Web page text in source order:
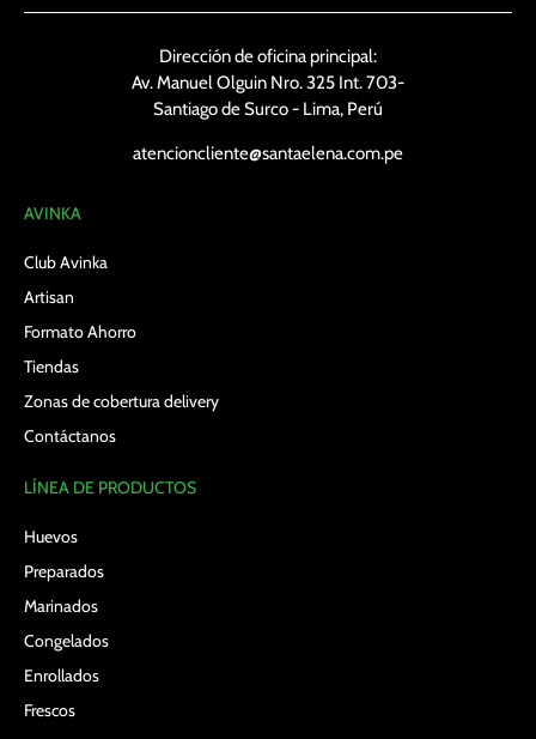
Dirección de oficina principal:
Av. Manuel Olguin Nro. 325 Int. 703-
Santiago de Surco - Lima, Perú
atencioncliente@santaelena.com.pe
AVINKA
Club Avinka
Artisan
Formato Ahorro
Tiendas
Zonas de cobertura delivery
Contáctanos
LÍNEA DE PRODUCTOS
Huevos
Preparados
Marinados
Congelados
Enrollados
Frescos